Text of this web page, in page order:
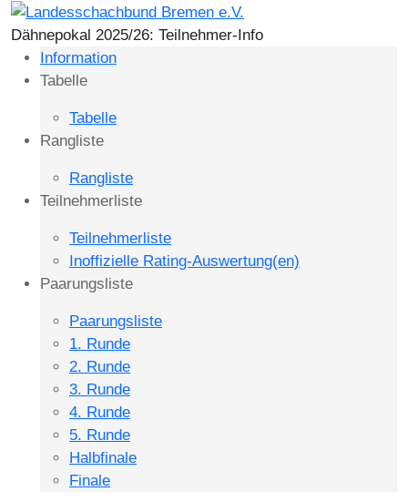
Dähnepokal 2025/26: Teilnehmer-Info
Information
Tabelle
Tabelle
Rangliste
Rangliste
Teilnehmerliste
Teilnehmerliste
Inoffizielle Rating-Auswertung(en)
Paarungsliste
Paarungsliste
1. Runde
2. Runde
3. Runde
4. Runde
5. Runde
Halbfinale
Finale